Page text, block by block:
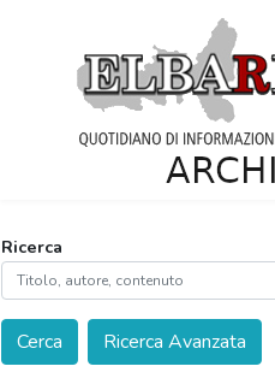
Ricerca
Cerca Ricerca Avanzata